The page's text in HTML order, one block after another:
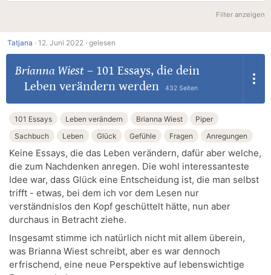
Filter anzeigen
Tatjana · 12. Juni 2022 · gelesen
Brianna Wiest– 101 Essays, die dein
Leben verändern werden
432 Seiten
101 Essays Leben verändern Brianna Wiest
Piper
Sachbuch
Leben Glück Gefühle Fragen Anregungen
Keine Essays, die das Leben verändern, dafür aber welche,
die zum Nachdenken anregen. Die wohl interessanteste
Idee war, dass Glück eine Entscheidung ist, die man selbst
trifft - etwas, bei dem ich vor dem Lesen nur
verständnislos den Kopf geschüttelt hätte, nun aber
durchaus in Betracht ziehe.
Insgesamt stimme ich natürlich nicht mit allem überein,
was Brianna Wiest schreibt, aber es war dennoch
erfrischend, eine neue Perspektive auf lebenswichtige